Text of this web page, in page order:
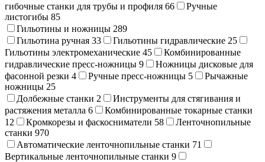
гибочные станки для трубы и профиля 66
Ручные
листогибы 85
Гильотины и ножницы 289
Гильотина ручная 33 Гильотины гидравлические 25
Гильотины электромеханические 45
Комбинированные
гидравлические пресс-ножницы 9
Ножницы дисковые для
фасонной резки 4 Ручные пресс-ножницы 5
Рычажные
ножницы 25
Долбежные станки 2
Инструменты для стягивания и
растяжения металла 6
Комбинированные токарные станки
12
Кромкорезы и фаскосниматели 58
Ленточнопильные
станки 970
Автоматические ленточнопильные станки 71
Вертикальные ленточнопильные станки 9